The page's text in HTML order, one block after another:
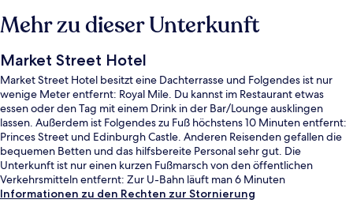
Mehr zu dieser Unterkunft
Market Street Hotel
Market Street Hotel besitzt eine Dachterrasse und Folgendes ist nur
wenige Meter entfernt: Royal Mile. Du kannst im Restaurant etwas
essen oder den Tag mit einem Drink in der Bar/Lounge ausklingen
lassen. Außerdem ist Folgendes zu Fuß höchstens 10 Minuten entfernt:
Princes Street und Edinburgh Castle. Anderen Reisenden gefallen die
bequemen Betten und das hilfsbereite Personal sehr gut. Die
Unterkunft ist nur einen kurzen Fußmarsch von den öffentlichen
Verkehrsmitteln entfernt: Zur U-Bahn läuft man 6 Minuten
(Straßenbahnhaltestelle St Andrew Square) bzw. 7 Minuten
Informationen zu den Rechten zur Stornierung